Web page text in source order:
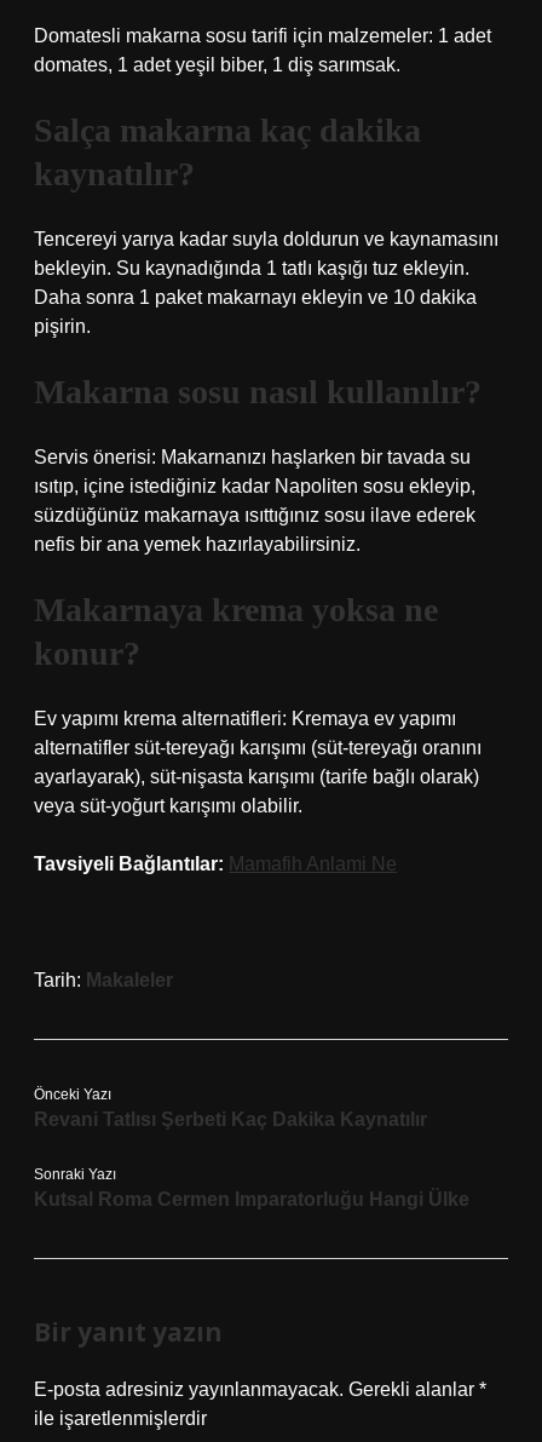
Domatesli makarna sosu tarifi için malzemeler: 1 adet
domates, 1 adet yeşil biber, 1 diş sarımsak.
Salça makarna kaç dakika
kaynatılır?
Tencereyi yarıya kadar suyla doldurun ve kaynamasını
bekleyin. Su kaynadığında 1 tatlı kaşığı tuz ekleyin.
Daha sonra 1 paket makarnayı ekleyin ve 10 dakika
pişirin.
Makarna sosu nasıl kullanılır?
Servis önerisi: Makarnanızı haşlarken bir tavada su
ısıtıp, içine istediğiniz kadar Napoliten sosu ekleyip,
süzdüğünüz makarnaya ısıttığınız sosu ilave ederek
nefis bir ana yemek hazırlayabilirsiniz.
Makarnaya krema yoksa ne
konur?
Ev yapımı krema alternatifleri: Kremaya ev yapımı
alternatifler süt-tereyağı karışımı (süt-tereyağı oranını
ayarlayarak), süt-nişasta karışımı (tarife bağlı olarak)
veya süt-yoğurt karışımı olabilir.
Tavsiyeli Bağlantılar: Mamafih Anlami Ne
Tarih: Makaleler
Önceki Yazı
Revani Tatlısı Şerbeti Kaç Dakika Kaynatılır
Sonraki Yazı
Kutsal Roma Cermen Imparatorluğu Hangi Ülke
Bir yanıt yazın
E-posta adresiniz yayınlanmayacak. Gerekli alanlar *
ile işaretlenmişlerdir